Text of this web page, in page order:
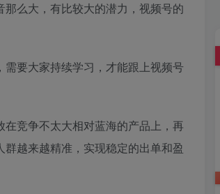
么大，有比较大的潜力，视频号的
要大家持续学习，才能跟上视频号
竞争不太大相对蓝海的产品上，再
越来越精准，实现稳定的出单和盈